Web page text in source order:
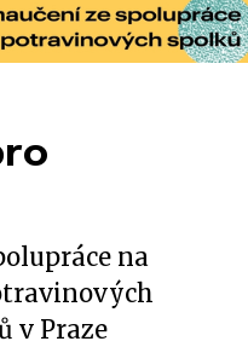
nás
na
v Praze